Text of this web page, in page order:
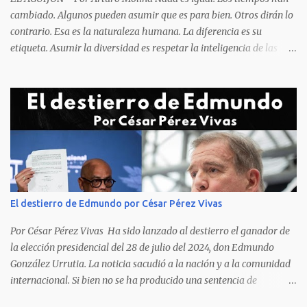
cambiado. Algunos pueden asumir que es para bien. Otros dirán lo
contrario. Esa es la naturaleza humana. La diferencia es su
etiqueta. Asumir la diversidad es respetar la inteligencia de las
obliga a los líderes, a crear de forma urgente, estrategias
responsables para restituir la confianza de los ciudadanos hacia
las instituciones. El desmoronamiento moral de la sociedad va a
repercutir en la de los gobernantes, a quienes los devorará la
soledad. Un soplo de aliento fresco es la solicitud en la calle. La
relación sólida entre gobernantes y gobernados se construye con
base a la comunicación y la transparencia en las actuaciones. El
gobernante que pretenda una oposición a su medida obtendrá
como resultado el fracaso de la gestión gubernamental. Restringir
el acceso a la información, es n...
El destierro de Edmundo por César Pérez Vivas
Por César Pérez Vivas Ha sido lanzado al destierro el ganador de
la elección presidencial del 28 de julio del 2024, don Edmundo
González Urrutia. La noticia sacudió a la nación y a la comunidad
internacional. Si bien no se ha producido una sentencia de